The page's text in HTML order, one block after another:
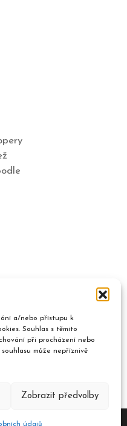
a/nebo přístupu k
Souhlas s těmito
při procházení nebo
může nepříznivě
Zobrazit předvolby
údajů